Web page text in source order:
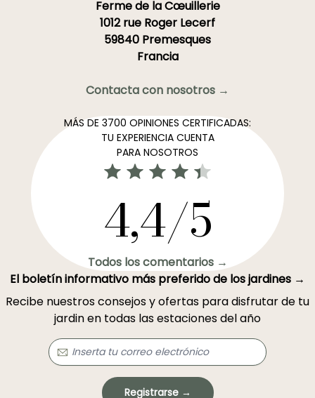
Ferme de la Cœuillerie
1012 rue Roger Lecerf
59840 Premesques
Francia
Contacta con nosotros →
MÁS DE 3700 OPINIONES CERTIFICADAS:
TU EXPERIENCIA CUENTA
PARA NOSOTROS
4,4/5
Todos los comentarios →
El boletín informativo más preferido de los jardines →
Recibe nuestros consejos y ofertas para disfrutar de tu
jardin en todas las estaciones del año
Registrarse →